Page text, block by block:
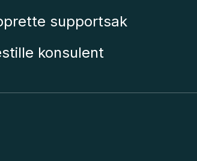
supportsak
konsulent